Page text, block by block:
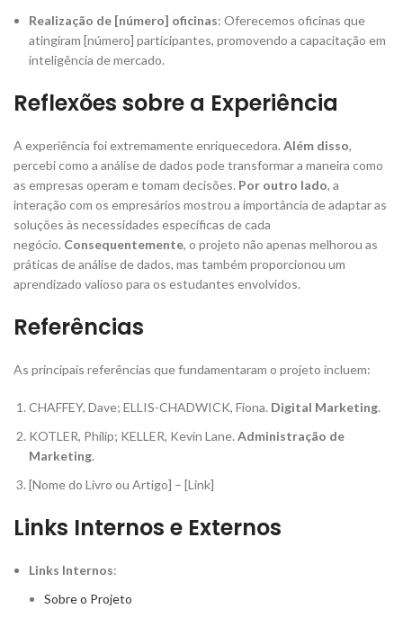
Realização de [número] oficinas: Oferecemos oficinas que
atingiram [número] participantes, promovendo a capacitação em
inteligência de mercado.
Reflexões sobre a Experiência
A experiência foi extremamente enriquecedora. Além disso,
percebi como a análise de dados pode transformar a maneira como
as empresas operam e tomam decisões. Por outro lado, a
interação com os empresários mostrou a importância de adaptar as
soluções às necessidades específicas de cada
negócio. Consequentemente, o projeto não apenas melhorou as
práticas de análise de dados, mas também proporcionou um
aprendizado valioso para os estudantes envolvidos.
Referências
As principais referências que fundamentaram o projeto incluem:
CHAFFEY, Dave; ELLIS-CHADWICK, Fiona. Digital Marketing.
KOTLER, Philip; KELLER, Kevin Lane. Administração de
Marketing.
[Nome do Livro ou Artigo] – [Link]
Links Internos e Externos
Links Internos:
Sobre o Projeto